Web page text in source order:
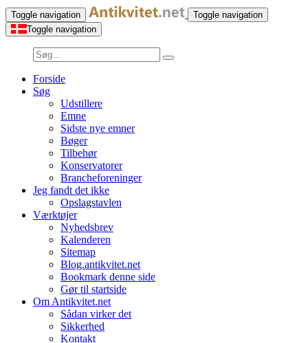
Toggle navigation
Toggle navigation
Toggle navigation
Forside
Søg
Udstillere
Emne
Sidste nye emner
Bøger
Tilbehør
Konservatorer
Brancheforeninger
Jeg fandt det ikke
Opslagstavlen
Værktøjer
Nyhedsbrev
Kalenderen
Sitemap
Blog.antikvitet.net
Bookmark denne side
Gør til startside
Om Antikvitet.net
Sådan virker det
Sikkerhed
Kontakt